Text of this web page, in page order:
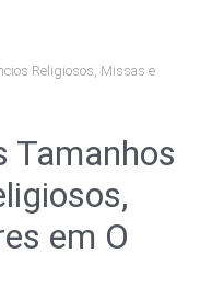
Religiosos, Missas e
Tamanhos
em O